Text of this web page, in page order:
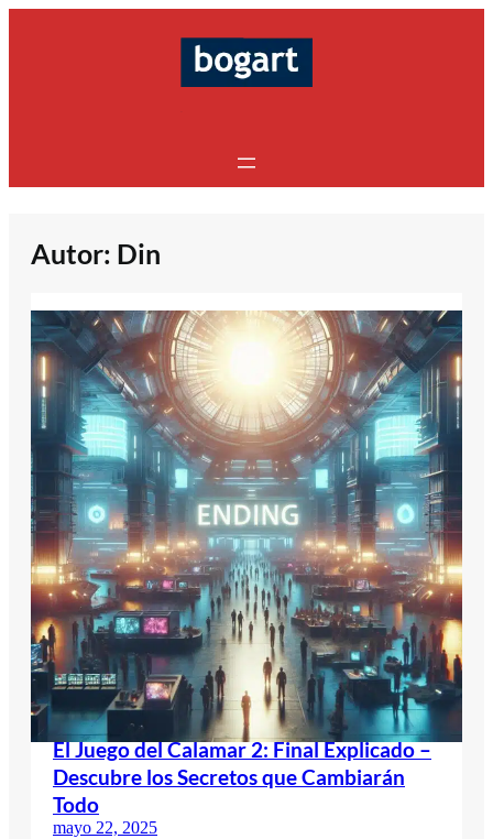
Autor: Din
El Juego del Calamar 2: Final Explicado –
Descubre los Secretos que Cambiarán
Todo
mayo 22, 2025